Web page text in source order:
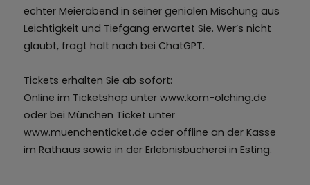
echter Meierabend in seiner genialen Mischung aus
Leichtigkeit und Tiefgang erwartet Sie. Wer‘s nicht
glaubt, fragt halt nach bei ChatGPT.
Tickets erhalten Sie ab sofort:
Online im Ticketshop unter www.kom-olching.de
oder bei München Ticket unter
www.muenchenticket.de oder offline an der Kasse
im Rathaus sowie in der Erlebnisbücherei in Esting.